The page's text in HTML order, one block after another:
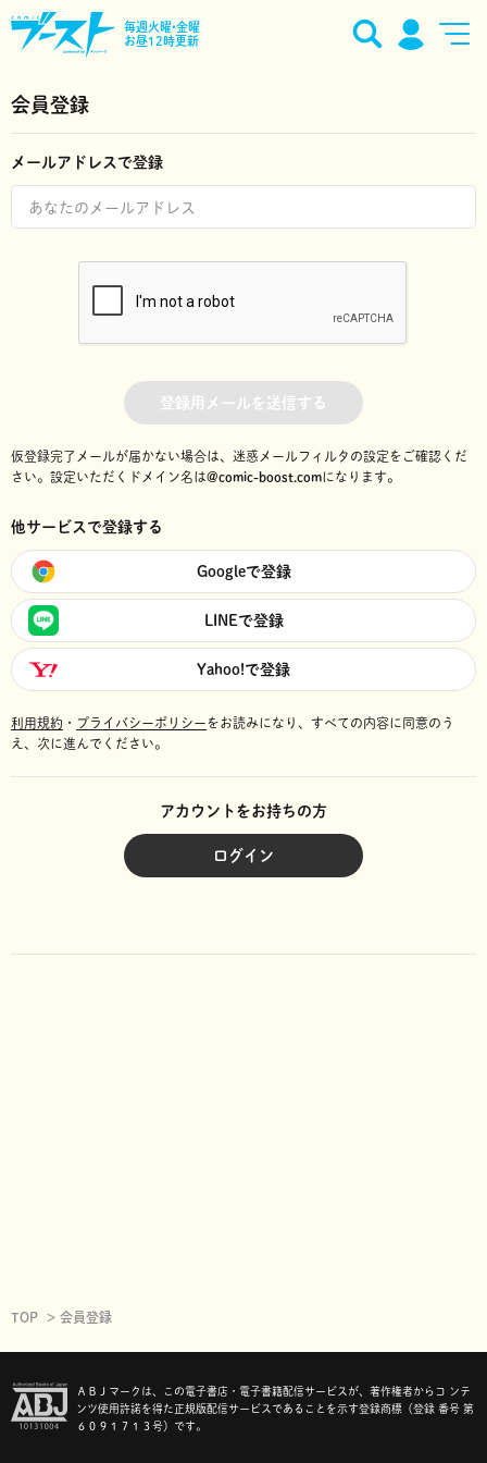
毎週火曜•金曜
お昼12時更新
会員登録
メールアドレスで登録
登録用メールを送信する
仮登録完了メールが届かない場合は、迷惑メールフィルタの設定をご確認くだ
さい。 設定いただくドメイン名は@comic-boost.comになります。
他サービスで登録する
Googleで登録
LINEで登録
Yahoo!で登録
利用規約 ・ プライバシーポリシーをお読みになり、 すべての内容に同意のう
え、次に進んでください。
アカウントをお持ちの方
ログイン
TOP 会員登録
ＡＢＪマークは、この電子書店・電子書籍配信サービスが、著作権者からコ ンテ
ンツ使用許諾を得た正規版配信サービスであることを示す登録商標（登録 番号 第
６０９１７１３号）です。